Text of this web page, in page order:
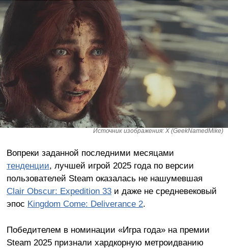
Источник изображения: X (GeekNamedMike)
Вопреки заданной последними месяцами
тенденции, лучшей игрой 2025 года по версии
пользователей Steam оказалась не нашумевшая
Clair Obscur: Expedition 33и даже не средневековый
эпос Kingdom Come: Deliverance 2.
Победителем в номинации «Игра года» на премии
Steam 2025 признали хардкорную метроидванию